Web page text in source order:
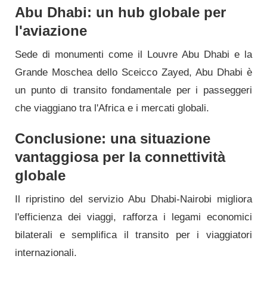
Abu Dhabi: un hub globale per
l'aviazione
Sede di monumenti come il Louvre Abu Dhabi e la
Grande Moschea dello Sceicco Zayed, Abu Dhabi è
un punto di transito fondamentale per i passeggeri
che viaggiano tra l'Africa e i mercati globali.
Conclusione: una situazione
vantaggiosa per la connettività
globale
Il ripristino del servizio Abu Dhabi-Nairobi migliora
l'efficienza dei viaggi, rafforza i legami economici
bilaterali e semplifica il transito per i viaggiatori
internazionali.